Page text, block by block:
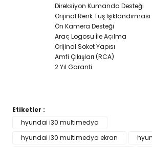
Direksiyon Kumanda Desteği
Orijinal Renk Tuş Işıklandırması
Ön Kamera Desteği
Araç Logosu İle Açılma
Orijinal Soket Yapısı
Amfi Çıkışları (RCA)
2 Yıl Garanti
Bu ürüne ilk yorumu siz
Bu ürünün fiyat bilgisi, resim, ürün
kullanarak tarafımıza iletebilirsiniz.
Etiketler :
hyundai i30 multimedya
hyundai i30 multimedya ekran